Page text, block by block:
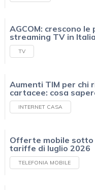
AGCOM: crescono
streaming TV in Italia
TV
Aumenti TIM per chi
cartacee: cosa
INTERNET CASA
Offerte mobile sotto
tariffe di luglio 2026
TELEFONIA MOBILE